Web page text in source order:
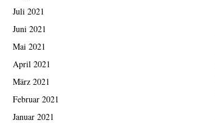
Juli 2021
Juni 2021
Mai 2021
April 2021
März 2021
Februar 2021
Januar 2021